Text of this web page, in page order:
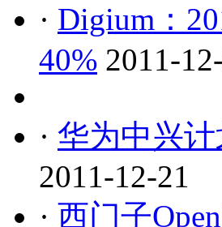
· Digium：
40% 2011-
· 华为中兴
2011-12-21
· 西门子